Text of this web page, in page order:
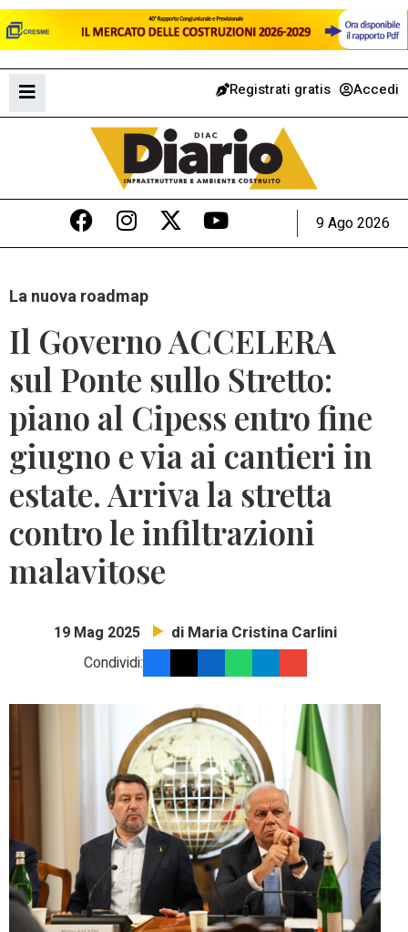
Registrati gratis Accedi
9 Ago 2026
La nuova roadmap
Il Governo ACCELERA
sul Ponte sullo Stretto:
piano al Cipess entro fine
giugno e via ai cantieri in
estate. Arriva la stretta
contro le infiltrazioni
malavitose
19 Mag 2025 di Maria Cristina Carlini
Condividi: